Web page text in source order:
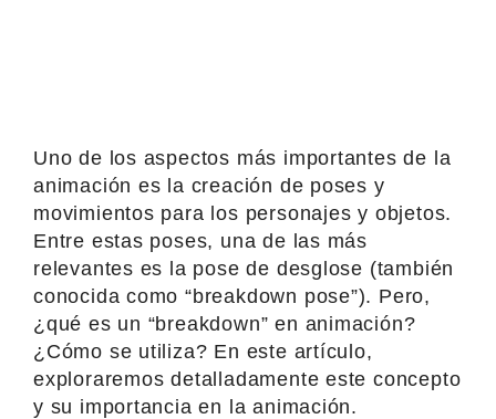
Uno de los aspectos más importantes de la
animación es la creación de poses y
movimientos para los personajes y objetos.
Entre estas poses, una de las más
relevantes es la pose de desglose (también
conocida como “breakdown pose”). Pero,
¿qué es un “breakdown” en animación?
¿Cómo se utiliza? En este artículo,
exploraremos detalladamente este concepto
y su importancia en la animación.